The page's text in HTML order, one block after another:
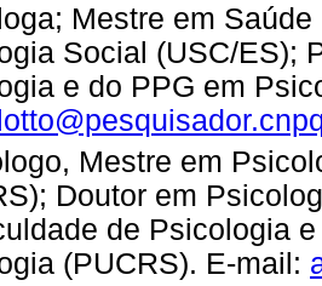
Mestre em
Social (USC/ES);
e do PPG em
Mestre em
Doutor em
de Psicologia
(PUCRS). E-mail: